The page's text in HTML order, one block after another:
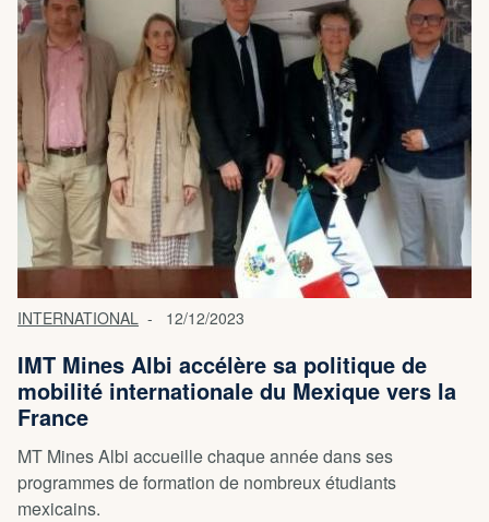
INTERNATIONAL 12/12/2023
IMT Mines Albi accélère sa politique de
mobilité internationale du Mexique vers la
France
MT Mines Albi accueille chaque année dans ses
programmes de formation de nombreux étudiants
mexicains.